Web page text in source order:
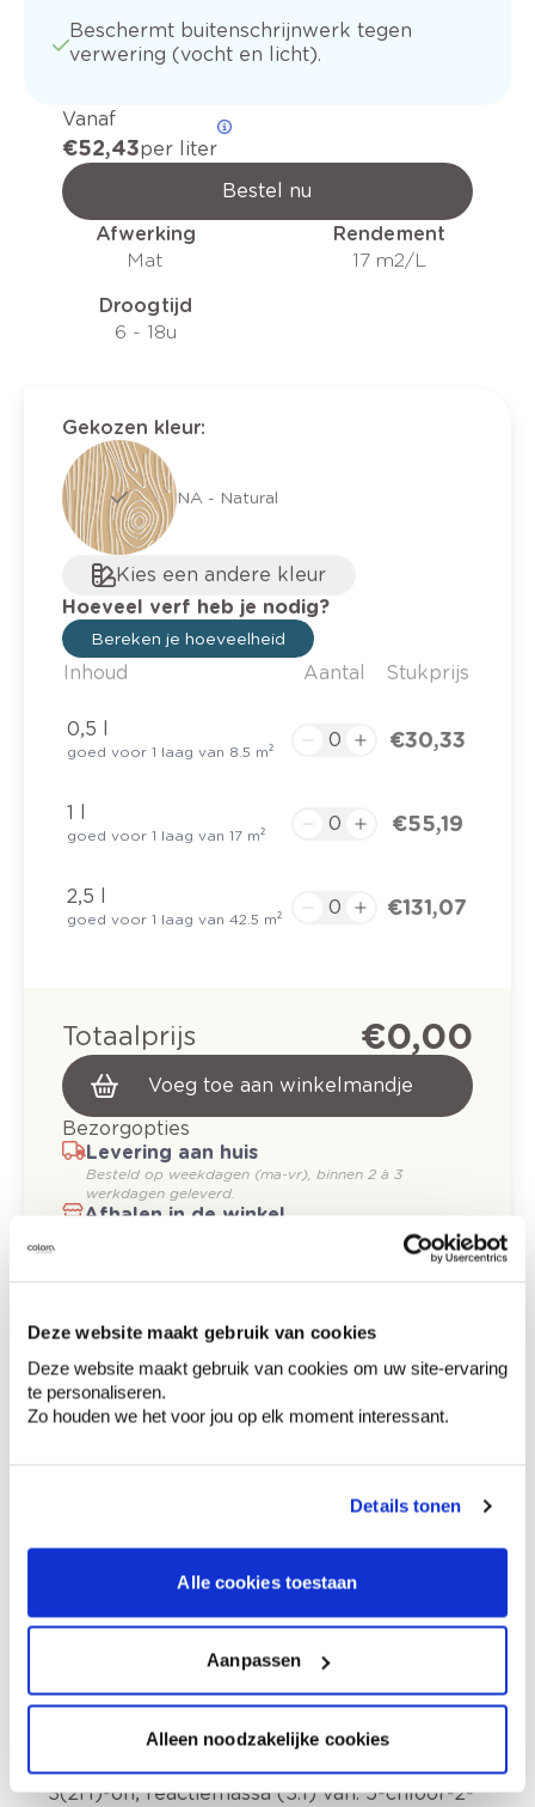
Deze website maakt gebruik van cookies
Deze website maakt gebruik van cookies om uw site-ervaring
te personaliseren.
Zo houden we het voor jou op elk moment interessant.
Details tonen
Alle cookies toestaan
Aanpassen
Alleen noodzakelijke cookies
Beschermt buitenschrijnwerk tegen
verwering (vocht en licht).
Vanaf
€ 52,43per liter
Bestel nu
Afwerking
Mat
Rendement
17 m2/L
Droogtijd
6 - 18u
Gekozen kleur:
NA - Natural
Kies een andere kleur
Hoeveel verf heb je nodig?
Bereken je hoeveelheid
Inhoud Aantal Stukprijs
0,5 l
goed voor 1 laag van 8.5 m² € 30,33
1 l
goed voor 1 laag van 17 m² € 55,19
2,5 l
goed voor 1 laag van 42.5 m² € 131,07
Totaalprijs € 0,00
Voeg toe aan winkelmandje
Bezorgopties
Levering aan huis
Besteld op weekdagen (ma-vr), binnen 2 à 3
werkdagen geleverd.
Afhalen in de winkel
Hoe te gebruiken?
Etiketinformatie
Buiten het bereik van kinderen houden.,
Inhoud en verpakking afvoeren naar
inzamelpunt voor gevaarlijk of bijzonder afval
in overeenstemming met lokale, regionale,
Veiligheidsinformatieblad op verzoek
verkrijgbaar., Bevat 1,2-benzisothiazool-
3(2H)-on, reactiemassa (3:1) van: 5-chloor-2-